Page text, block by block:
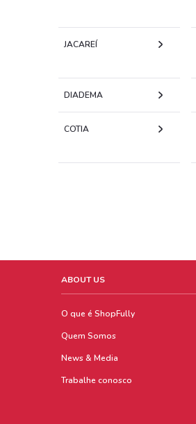
JACAREÍ
DIADEMA
COTIA
ABOUT US
O que é ShopFully
Quem Somos
News & Media
Trabalhe conosco